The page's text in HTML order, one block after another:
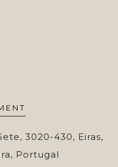
3020-430, Eiras,
Portugal